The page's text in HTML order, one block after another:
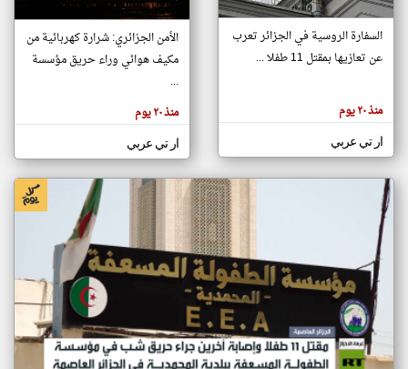
تغيير الدولة
مصادر الأخبار من الجزائر
اخبار الجزائر على مدار الساعة
أهم اخبار الجزائر العاجلة والمباشرة
الموجوده
هنا عن
وجهة
كاتبيها.
السفارة الروسية في الجزائر تعرب
عن تعازيها بمقتل 11 طفلا ...
منذ ٢٠ يوم
ار تي عربي
الأمن الجزائري: شرارة كهربائية من
مكيف هوائي وراء حريق مؤسسة
...
منذ ٢٠ يوم
ار تي عربي
klyoum.com